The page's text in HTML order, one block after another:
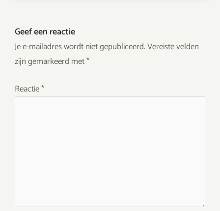
Geef een reactie
Je e-mailadres wordt niet gepubliceerd.Vereiste velden
zijn gemarkeerd met*
Reactie*